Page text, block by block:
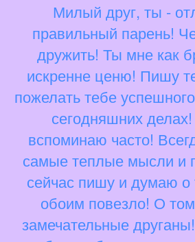
Милый друг, ты -
правильный парень!
дружить! Ты мне как
искренне ценю! Пишу
пожелать тебе
сегодняшних
вспоминаю часто!
самые теплые мысли и
сейчас пишу и думаю о
обоим повезло! О
замечательные